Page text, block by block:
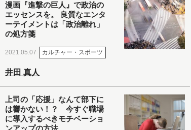
漫画『進撃の巨人』で政治の
エッセンスを。 良質なエンタ
ーテイメントは「政治離れ」
の処方箋
2021.05.07 カルチャー・スポーツ
井田 真人
上司の「応援」なんて部下に
は響かない！？ 今すぐ職場
に導入するべきモチベーショ